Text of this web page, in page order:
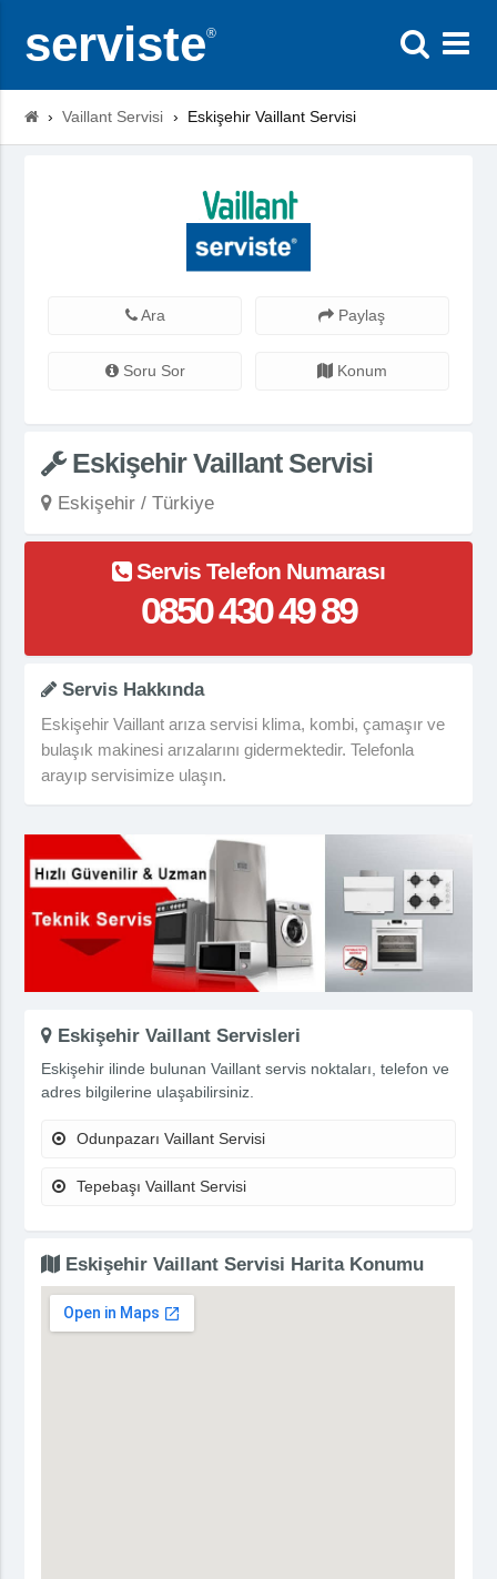
serviste®
› Vaillant Servisi › Eskişehir Vaillant Servisi
Ara Paylaş
Soru Sor Konum
Eskişehir Vaillant Servisi
Eskişehir / Türkiye
Servis Telefon Numarası
0850 430 49 89
Servis Hakkında
Eskişehir Vaillant arıza servisi klima, kombi, çamaşır ve
bulaşık makinesi arızalarını gidermektedir. Telefonla
arayıp servisimize ulaşın.
Eskişehir Vaillant Servisleri
Eskişehir ilinde bulunan Vaillant servis noktaları, telefon ve
adres bilgilerine ulaşabilirsiniz.
Odunpazarı Vaillant Servisi
Tepebaşı Vaillant Servisi
Eskişehir Vaillant Servisi Harita Konumu